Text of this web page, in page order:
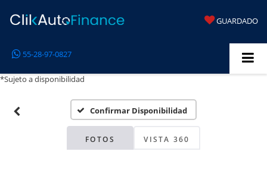
GUARDADO
55-28-97-0827
*Sujeto a disponibilidad
Confirmar Disponibilidad
FOTOS VISTA 360
Disponibles
Por favor, revise luego